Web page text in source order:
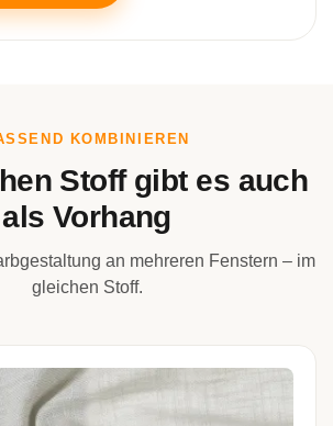
KOMBINIEREN
Stoff gibt es auch
als Vorhang
an mehreren Fenstern – im
gleichen Stoff.